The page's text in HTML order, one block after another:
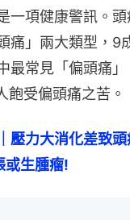
一項健康警訊。
痛」兩大類型，9
最常見「偏頭痛
飽受偏頭痛之苦。
壓力大消化差致
或生腫瘤!